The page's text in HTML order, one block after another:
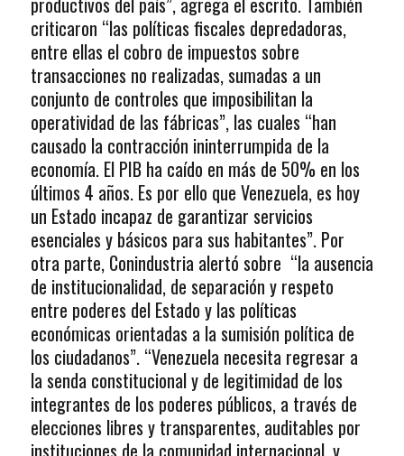
criticaron “las políticas fiscales depredadoras,
entre ellas el cobro de impuestos sobre
transacciones no realizadas, sumadas a un
conjunto de controles que imposibilitan la
operatividad de las fábricas”, las cuales “han
causado la contracción ininterrumpida de la
economía. El PIB ha caído en más de 50% en los
últimos 4 años. Es por ello que Venezuela, es hoy
un Estado incapaz de garantizar servicios
esenciales y básicos para sus habitantes”. Por
otra parte, Conindustria alertó sobre “la ausencia
de institucionalidad, de separación y respeto
entre poderes del Estado y las políticas
económicas orientadas a la sumisión política de
los ciudadanos”. “Venezuela necesita regresar a
la senda constitucional y de legitimidad de los
integrantes de los poderes públicos, a través de
elecciones libres y transparentes, auditables por